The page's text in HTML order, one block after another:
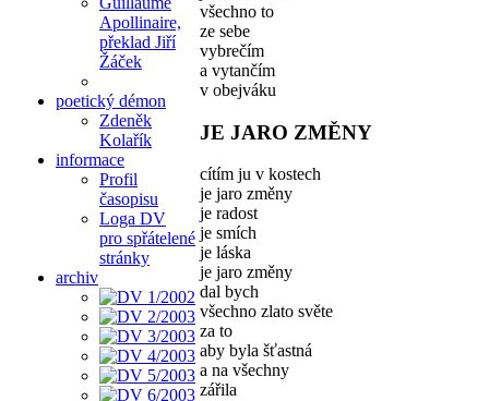
Apollinaire,
překlad Jiří
Žáček
poetický démon
Zdeněk
Kolařík
informace
Profil
časopisu
Loga DV
pro spřátelené
stránky
archiv
všechno to
ze sebe
vybrečím
a vytančím
v obejváku
JE JARO ZMĚNY
cítím ju v kostech
je jaro změny
je radost
je smích
je láska
je jaro změny
dal bych
všechno zlato světe
za to
aby byla šťastná
a na všechny
zářila